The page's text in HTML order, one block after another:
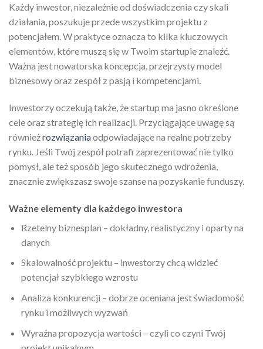
Każdy inwestor, niezależnie od doświadczenia czy skali
działania, poszukuje przede wszystkim projektu z
potencjałem. W praktyce oznacza to kilka kluczowych
elementów, które muszą się w Twoim startupie znaleźć.
Ważna jest nowatorska koncepcja, przejrzysty model
biznesowy oraz zespół z pasją i kompetencjami.
Inwestorzy oczekują także, że startup ma jasno określone
cele oraz strategię ich realizacji. Przyciągające uwagę są
równieżrozwiązaniaodpowiadające na realne potrzeby
rynku. Jeśli Twój zespół potrafi zaprezentować nie tylko
pomysł, ale też sposób jego skutecznego wdrożenia,
znacznie zwiększasz swoje szanse na pozyskanie funduszy.
Ważne elementy dla każdego inwestora
Rzetelny biznesplan – dokładny, realistyczny i oparty na
danych
Skalowalność projektu – inwestorzy chcą widzieć
potencjał szybkiego wzrostu
Analiza konkurencji – dobrze oceniana jest świadomość
rynku i możliwych wyzwań
Wyraźna propozycja wartości – czyli co czyni Twój